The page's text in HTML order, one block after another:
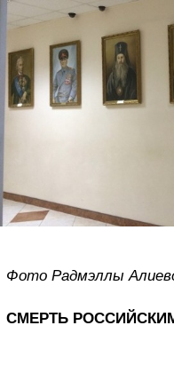
Фото Радмэллы
СМЕРТЬ